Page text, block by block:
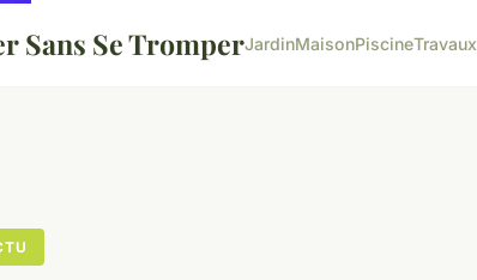
Sans Se TromperJardinMaisonPiscineTravaux